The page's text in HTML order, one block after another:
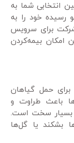
انتخابی شما به
رسیده خود را به
شرکت برای سرویس
امکان بیمه‌کردن
برای حمل گیاهان
باعث طراوت و
بسیار سخت است.
بشکند یا گل‌ها